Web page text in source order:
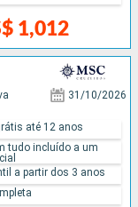
1,012
31/10/2026
até 12 anos
tudo incluído a um
a partir dos 3 anos